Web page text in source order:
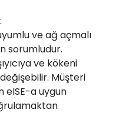
ve ağ açmalı
sorumludur.
ve kökeni
Müşteri
a uygun